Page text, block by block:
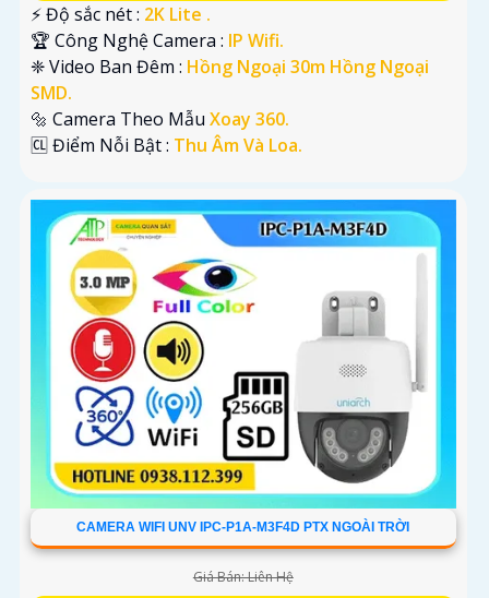
️⚡ Độ sắc nét : 2K Lite .
🏆 Công Nghệ Camera : IP Wifi.
❈ Video Ban Đêm : Hồng Ngoại 30m Hồng Ngoại
SMD.
🔩 Camera Theo Mẫu Xoay 360.
️🆑 Điểm Nỗi Bật : Thu Âm Và Loa.
CAMERA WIFI UNV IPC-P1A-M3F4D PTX NGOÀI TRỜI
Giá Bán: Liên Hệ